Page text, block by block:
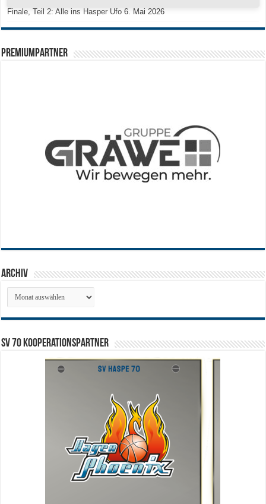
Finale, Teil 2: Alle ins Hasper Ufo 6. Mai 2026
PREMIUMPARTNER
Archiv
Archiv
SV 70 Kooperationspartner